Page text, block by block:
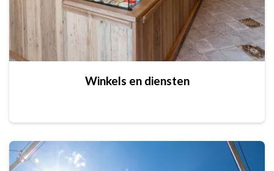
Winkels en diensten